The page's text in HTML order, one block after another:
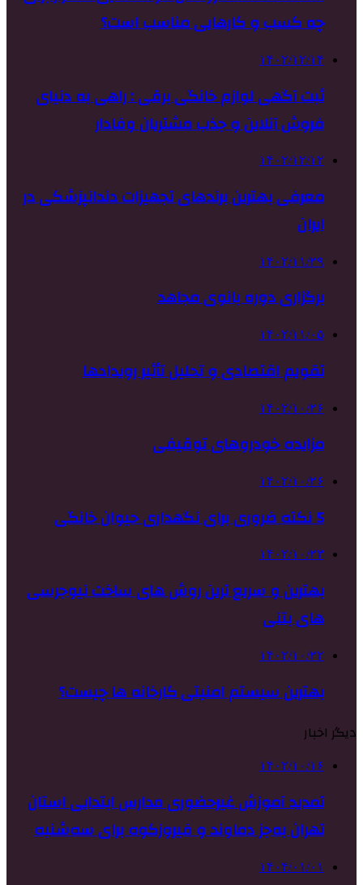
چه کسب و کارهایی مناسب است؟
۱۴۰۲/۱۲/۱۴
ثبت آگهی لوازم خانگی برقی : راهی به دنیای
فروش آنلاین و جذب مشتریان وفادار
۱۴۰۲/۱۲/۱۲
معرفی بهترین برندهای تجهیزات دندانپزشکی در
ایران
۱۴۰۲/۱۱/۲۹
برگزاری دوره بانوی مجاهد
۱۴۰۲/۱۱/۰۵
تقویم اقتصادی و تحلیل تأثیر رویدادها
۱۴۰۲/۱۰/۲۶
مزایده خودروهای توقیفی
۱۴۰۲/۱۰/۲۶
5 نکته ضروری برای نگهداری حیوان خانگی
۱۴۰۲/۱۰/۲۳
بهترین و سریع ترین روش های ساخت نیوجرسی
های بتنی
۱۴۰۲/۱۰/۲۲
بهترین سیستم امنیتی کارخانه ها چیست؟
دیگر اخبار
۱۴۰۲/۱۰/۱۶
تمدید آموزش غیرحضوری مدارس ابتدایی استان
تهران به‌جز دماوند و فیروزکوه برای سه‌شنبه
۱۴۰۴/۰۱/۰۱